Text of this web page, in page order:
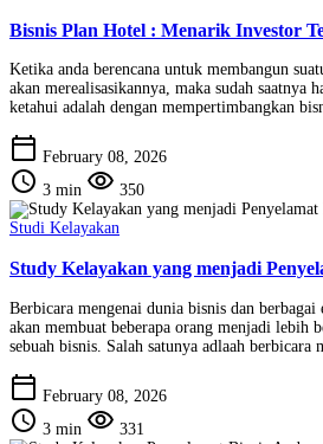
Bisnis Plan Hotel : Menarik Investor
Ketika anda berencana untuk membangun
akan merealisasikannya, maka sudah saatnya
ketahui adalah dengan mempertimbangkan
calendar_today February 08, 2026
schedule 3 min visibility 350
Studi Kelayakan
Study Kelayakan yang menjadi
Berbicara mengenai dunia bisnis dan
akan membuat beberapa orang menjadi lebih
sebuah bisnis. Salah satunya adlaah berbicara
calendar_today February 08, 2026
schedule 3 min visibility 331